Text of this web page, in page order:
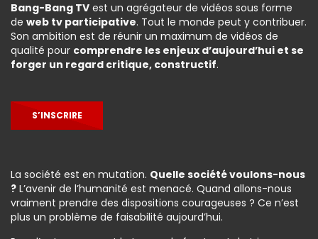
Bang-Bang TV est un agrégateur de vidéos sous forme
de web tv participative. Tout le monde peut y contribuer.
Son ambition est de réunir un maximum de vidéos de
qualité pour comprendre les enjeux d’aujourd’hui et se
forger un regard critique, constructif.
S’INSCRIRE
La société est en mutation. Quelle société voulons-nous
? L’avenir de l’humanité est menacé. Quand allons-nous
vraiment prendre des dispositions courageuses ? Ce n’est
plus un problème de faisabilité aujourd’hui.